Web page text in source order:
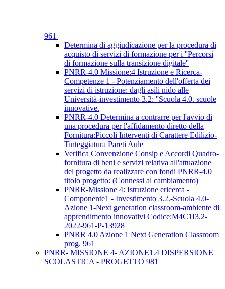
961
Determina di aggiudicazione per la procedura di
acquisto di servizi di formazione per i ''Percorsi
di formazione sulla transizione digitale''
PNRR-4.0 Missione:4 Istruzione e Ricerca-
Competenze 1 - Potenziamento dell'offerta dei
servizi di istruzione: dagli asili nido alle
Università-investimento 3.2: ''Scuola 4.0. scuole
innovative.
PNRR-4.0 Determina a contrarre per l'avvio di
una procedura per l'affidamento diretto della
Fornitura:Piccoli Interventi di Carattere Edilizio-
Tinteggiatura Pareti Aule
Verifica Convenzione Consip e Accordi Quadro-
fornitura di beni e servizi relativa all'attuazione
del progetto da realizzare con fondi PNRR-4.0
titolo progetto: (Connessi al cambiamento)
PNRR-Missione 4: Istruzione ericerca -
Componente1 - Investimento 3.2.-Scuola 4.0-
Azione 1-Next generation classroom-ambiente di
apprendimento innovativi Codice:M4C1I3.2-
2022-961-P-13928
PNRR 4.0 Azione 1 Next Generation Classroom
prog. 961
PNRR- MISSIONE 4- AZIONE1.4 DISPERSIONE
SCOLASTICA - PROGETTO 981